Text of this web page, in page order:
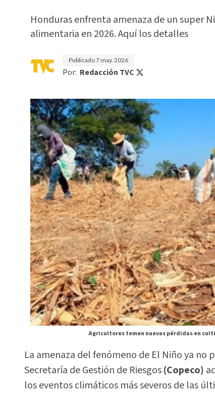
Honduras enfrenta amenaza de un super
alimentaria en 2026. Aquí los detalles
Publicado7 may. 2026
Por: Redacción TVC
Agricultores temen nuevas pérdidas en
La amenaza del fenómeno de El Niño ya no
Secretaría de Gestión de Riesgos(Copeco)
los eventos climáticos más severos de las